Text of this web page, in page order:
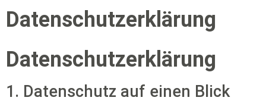
Datenschutzerklärung
Datenschutz­erklärung
1. Datenschutz auf einen Blick